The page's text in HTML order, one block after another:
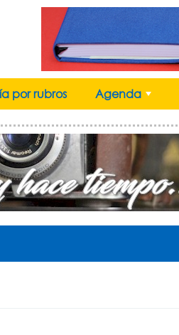
por rubros
+
Agenda